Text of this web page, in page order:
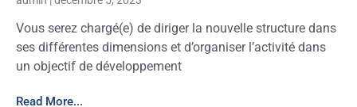
Vous serez chargé(e) de diriger la nouvelle structure dans
ses différentes dimensions et d’organiser l’activité dans
un objectif de développement
Read More...